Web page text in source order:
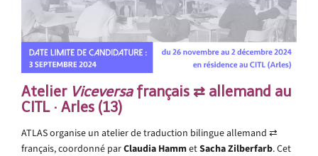
Atelier Viceversafrançais ⇄ allemand au
CITL · Arles (13)
ATLAS organise un atelier de traduction bilingue allemand ⇄
français, coordonné parClaudia HammetSacha Zilberfarb. Cet